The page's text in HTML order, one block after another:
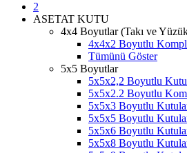
2
ASETAT KUTU
4x4 Boyutlar (Takı ve
4x4x2 Boyutlu
Tümünü Göster
5x5 Boyutlar
5x5x2,2 Boyutlu
5x5x2.2 Boyutlu
5x5x3 Boyutlu
5x5x5 Boyutlu
5x5x6 Boyutlu
5x5x8 Boyutlu